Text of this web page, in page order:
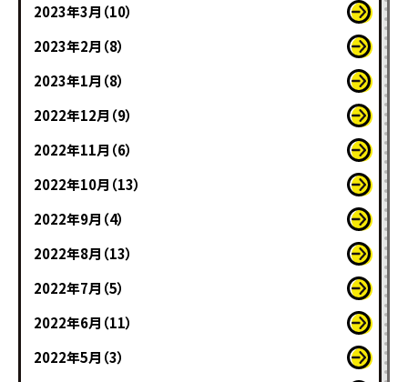
2023年3月（10）
2023年2月（8）
2023年1月（8）
2022年12月（9）
2022年11月（6）
2022年10月（13）
2022年9月（4）
2022年8月（13）
2022年7月（5）
2022年6月（11）
2022年5月（3）